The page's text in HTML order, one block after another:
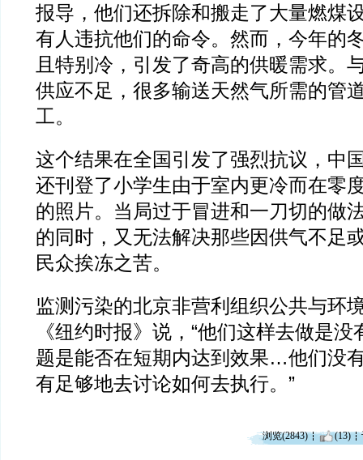
报导，他们还拆除和搬走了大量燃煤
有人违抗他们的命令。然而，今年的
且特别冷，引发了奇高的供暖需求。
供应不足，很多输送天然气所需的管
工。
这个结果在全国引发了强烈抗议，中
还刊登了小学生由于室内更冷而在零
的照片。当局过于冒进和一刀切的做
的同时，又无法解决那些因供气不足
民众挨冻之苦。
监测污染的北京非营利组织公共与环
《纽约时报》说，“他们这样去做是
题是能否在短期内达到效果…他们没
有足够地去讨论如何去执行。”
浏览(2843) (13)